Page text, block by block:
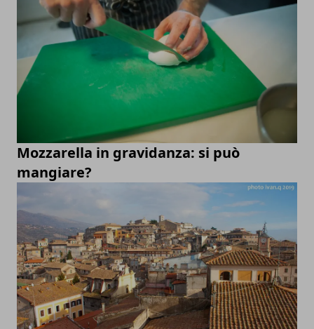
Mozzarella in gravidanza: si può
mangiare?